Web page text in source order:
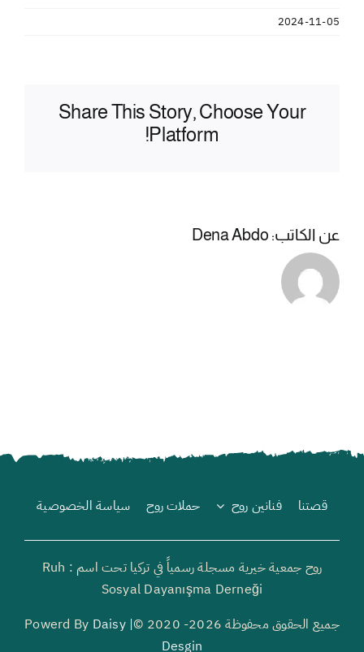
2024-11-05
Share This Story, Choose Your
Platform!
عن الكاتب: Dena Abdo
قصتنا فنانين روح حملات روح سياسة الخصوصية
روح جمعية خيرية مسجلة رسمياً في تركيا تحت اسم : Ruh
Sosyal Dayanışma Derneği
جميع الحقوق محفوظة 2026- 2020 ©| Powerd By
Daisy
Desgin